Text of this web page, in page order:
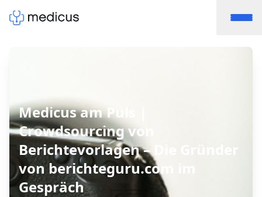
Medicus am Puls |
Crowdsourcing von
Berichtevorlagen – Die Gründer
von berichteguru.com im
Gespräch